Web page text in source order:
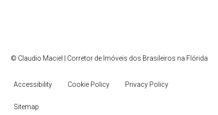
© Claudio Maciel | Corretor de Imóveis dos Brasileiros na Flórida
Accessibility Cookie Policy Privacy Policy
Sitemap